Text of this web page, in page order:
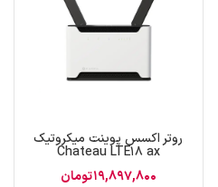
روتر اکسس پوینت میکروتیک
Chateau LTE18 ax
19,897,800تومان